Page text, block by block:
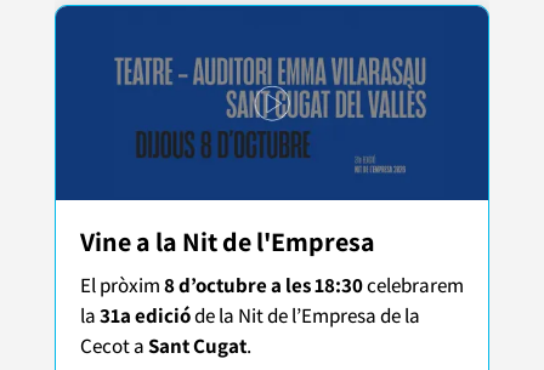
Vine a la Nit de l'Empresa
El pròxim8 d’octubre a les 18:30celebrarem
la31a edicióde la Nit de l’Empresa de la
Cecot aSant Cugat.